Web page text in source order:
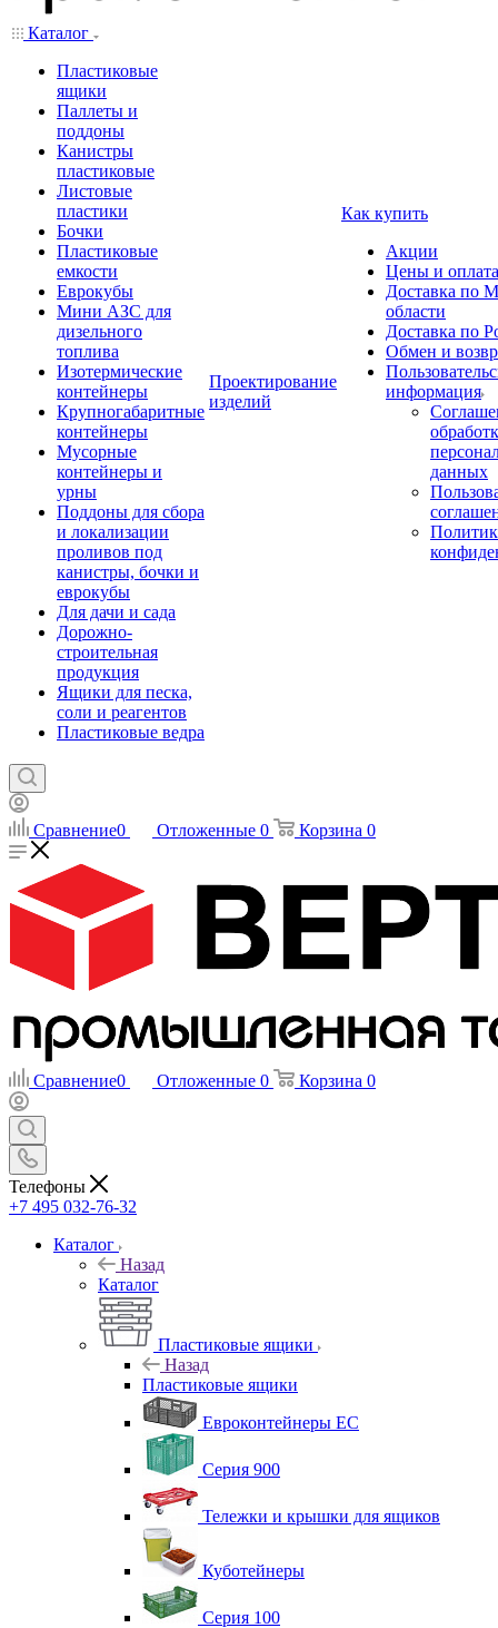
Каталог
Пластиковые
ящики
Паллеты и
поддоны
Канистры
пластиковые
Листовые
пластики
Бочки
Пластиковые
емкости
Еврокубы
Мини АЗС для
дизельного
топлива
Изотермические
контейнеры
Крупногабаритные
контейнеры
Мусорные
контейнеры и
урны
Поддоны для сбора
и локализации
проливов под
канистры, бочки и
еврокубы
Для дачи и сада
Дорожно-
строительная
продукция
Ящики для песка,
соли и реагентов
Пластиковые ведра
Проектирование
изделий
Как купить
Акции
Цены и оплата
Доставка по
области
Доставка по
Обмен и
информация
данных
Сравнение0 Отложенные 0 Корзина 0
Сравнение0 Отложенные 0 Корзина 0
Телефоны
+7 495 032-76-32
Каталог
Назад
Каталог
Пластиковые ящики
Назад
Пластиковые ящики
Евроконтейнеры ЕС
Серия 900
Тележки и крышки для ящиков
Куботейнеры
Серия 100